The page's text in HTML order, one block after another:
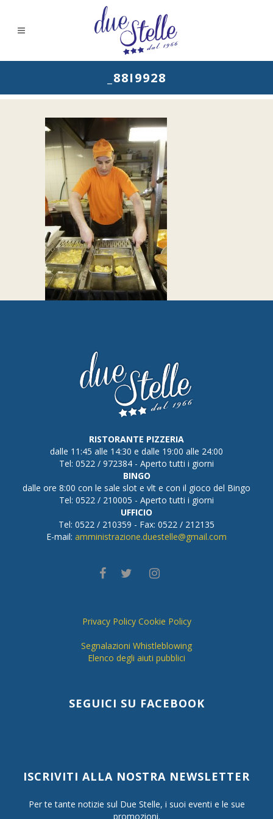
_88I9928
RISTORANTE PIZZERIA
dalle 11:45 alle 14:30 e dalle 19:00 alle 24:00
Tel: 0522 / 972384 - Aperto tutti i giorni
BINGO
dalle ore 8:00 con le sale slot e vlt e con il gioco del Bingo
Tel: 0522 / 210005 - Aperto tutti i giorni
UFFICIO
Tel: 0522 / 210359 - Fax: 0522 / 212135
E-mail: amministrazione.duestelle@gmail.com
Privacy Policy Cookie Policy
Segnalazioni Whistleblowing
Elenco degli aiuti pubblici
SEGUICI SU FACEBOOK
ISCRIVITI ALLA NOSTRA NEWSLETTER
Per te tante notizie sul Due Stelle, i suoi eventi e le sue
promozioni.